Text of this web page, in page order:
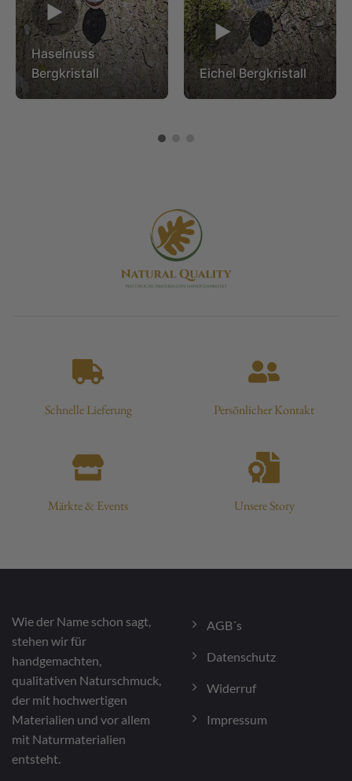
▶
Haselnuss
Bergkristall
▶
Eichel Bergkristall
Schnelle Lieferung Persönlicher Kontakt
Märkte & Events Unsere Story
Wie der Name schon sagt,
stehen wir für
handgemachten,
qualitativen Naturschmuck,
der mit hochwertigen
Materialien und vor allem
mit Naturmaterialien
entsteht.
AGB´s
Datenschutz
Widerruf
Impressum